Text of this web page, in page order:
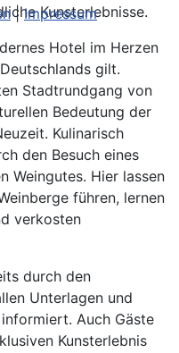
Kunsterlebnisse.
Hotel im Herzen
gilt.
Stadtrundgang von
Bedeutung der
Kulinarisch
den Besuch eines
Weingutes. Hier lassen
führen, lernen
verkosten
durch den
Unterlagen und
Auch Gäste
Kunsterlebnis
|Impressum